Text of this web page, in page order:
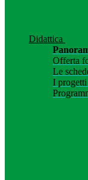
Didattica
Offerta
Le
I progetti